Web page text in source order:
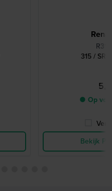
R315
315 /
5,-
● Op
Bekijk